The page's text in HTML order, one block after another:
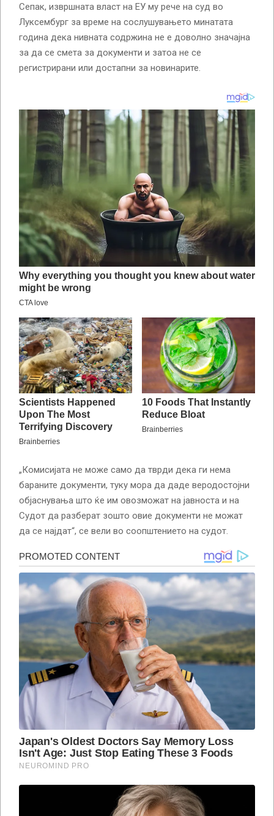
Сепак, извршната власт на ЕУ му рече на суд во
Луксембург за време на сослушувањето минатата
година дека нивната содржина не е доволно значајна
за да се смета за документи и затоа не се
регистрирани или достапни за новинарите.
„Комисијата не може само да тврди дека ги нема
бараните документи, туку мора да даде веродостојни
објаснувања што ќе им овозможат на јавноста и на
Судот да разберат зошто овие документи не можат
да се најдат“, се вели во соопштението на судот.